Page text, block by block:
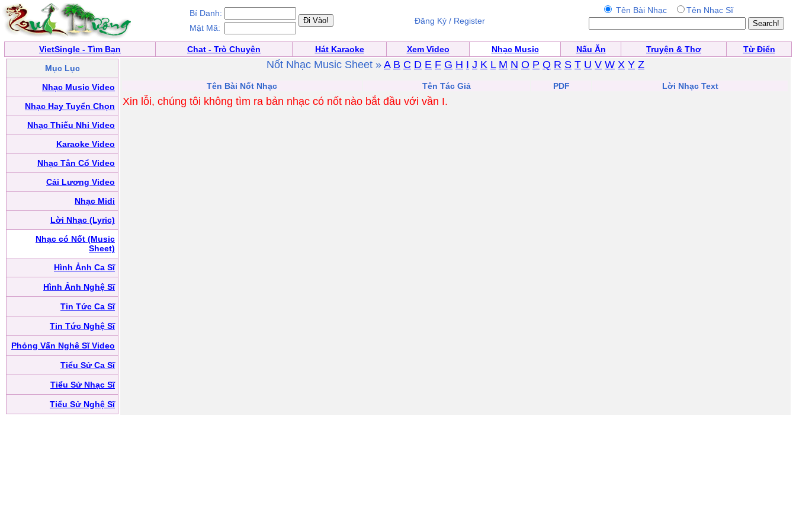
Bí Danh:
Mật Mã:
Đăng Ký / Register
Tên Bài Nhạc Tên Nhạc Sĩ
VietSingle - Tìm Bạn Chat - Trò Chuyện Hát Karaoke Xem Video Nhạc Music Nấu Ăn Truyện & Thơ
Từ Điển
Mục Lục
Nhạc Music Video
Nhạc Hay Tuyển Chọn
Nhạc Thiếu Nhi Video
Karaoke Video
Nhạc Tân Cổ Video
Cải Lương Video
Nhạc Midi
Lời Nhạc (Lyric)
Nhạc có Nốt (Music
Sheet)
Hình Ảnh Ca Sĩ
Hình Ảnh Nghệ Sĩ
Tin Tức Ca Sĩ
Tin Tức Nghệ Sĩ
Phỏng Vấn Nghệ Sĩ Video
Tiểu Sử Ca Sĩ
Tiểu Sử Nhạc Sĩ
Tiểu Sử Nghệ Sĩ
Nốt Nhạc Music Sheet » A B C D E F G H I J K L M N O P Q R S T U V W X Y Z
Tên Bài Nốt Nhạc Tên Tác Giả PDF Lời Nhạc Text
Xin lỗi, chúng tôi không tìm ra bản nhạc có nốt nào bắt đầu với vần I.